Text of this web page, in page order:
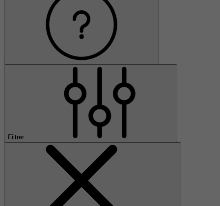
Filtrer